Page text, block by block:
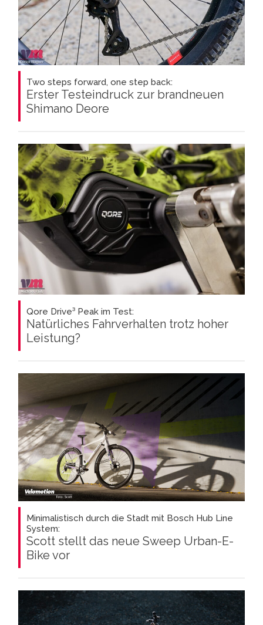
Two steps forward, one step back:
Erster Testeindruck zur brandneuen
Shimano Deore
Qore Drive³ Peak im Test:
Natürliches Fahrverhalten trotz hoher
Leistung?
Minimalistisch durch die Stadt mit Bosch Hub Line
System:
Scott stellt das neue Sweep Urban-E-
Bike vor